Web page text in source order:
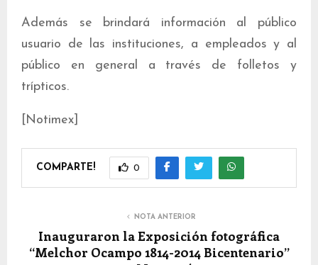
Además se brindará información al público
usuario de las instituciones, a empleados y al
público en general a través de folletos y
trípticos.
[Notimex]
COMPARTE! 0
NOTA ANTERIOR
Inauguraron la Exposición fotográfica
“Melchor Ocampo 1814-2014 Bicentenario”